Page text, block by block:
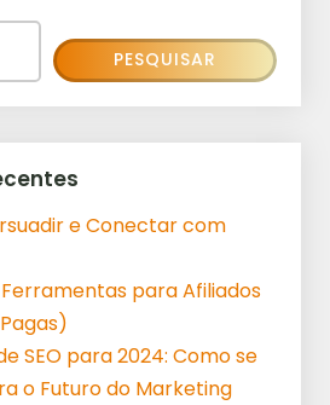
PESQUISAR
e Conectar com
para Afiliados
SEO para 2024: Como se
o Futuro do Marketing